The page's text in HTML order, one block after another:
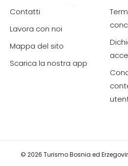
Contatti
Lavora con noi
Mappa del sito
Scarica la nostra app
© 2026 Turismo Bosnia ed